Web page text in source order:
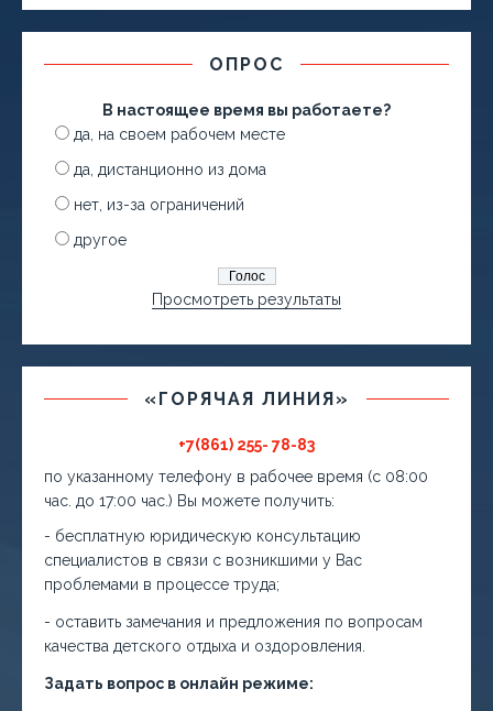
ОПРОС
В настоящее время вы работаете?
да, на своем рабочем месте
да, дистанционно из дома
нет, из-за ограничений
другое
Просмотреть результаты
«ГОРЯЧАЯ ЛИНИЯ»
+7(861) 255- 78-83
по указанному телефону в рабочее время (с 08:00
час. до 17:00 час.) Вы можете получить:
- бесплатную юридическую консультацию
специалистов в связи с возникшими у Вас
проблемами в процессе труда;
- оставить замечания и предложения по вопросам
качества детского отдыха и оздоровления.
Задать вопрос в онлайн режиме: